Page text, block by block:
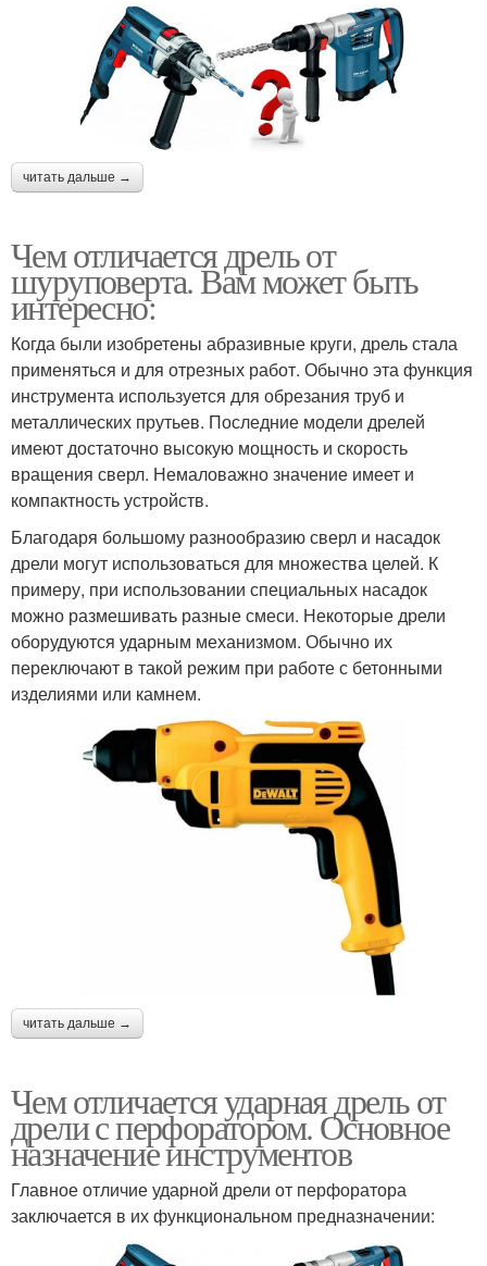
читать дальше →
Чем отличается дрель от
шуруповерта. Вам может быть
интересно:
Когда были изобретены абразивные круги, дрель стала
применяться и для отрезных работ. Обычно эта функция
инструмента используется для обрезания труб и
металлических прутьев. Последние модели дрелей
имеют достаточно высокую мощность и скорость
вращения сверл. Немаловажно значение имеет и
компактность устройств.
Благодаря большому разнообразию сверл и насадок
дрели могут использоваться для множества целей. К
примеру, при использовании специальных насадок
можно размешивать разные смеси. Некоторые дрели
оборудуются ударным механизмом. Обычно их
переключают в такой режим при работе с бетонными
изделиями или камнем.
читать дальше →
Чем отличается ударная дрель от
дрели с перфоратором. Основное
назначение инструментов
Главное отличие ударной дрели от перфоратора
заключается в их функциональном предназначении: